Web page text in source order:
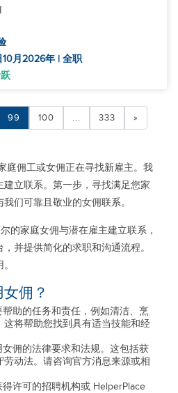
10月2026年 | 全职
99 100 ... 333 »
庭佣工或女佣正在寻找新雇主。我
立联系。第一步，寻找满足您家
们可靠且敬业的女佣联系。
的家庭女佣与潜在雇主建立联系，
并提供简化的求职和沟通流程。
佣？
助的任务和责任，例如清洁、烹
将帮助您找到具有适当技能和经
佣的法律要求和法规。这包括获
动法。请咨询官方消息来源或相
许可的招聘机构或 HelperPlace